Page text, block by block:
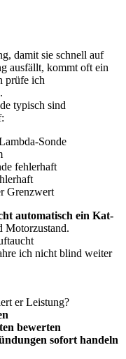
damit sie schnell auf
ausfällt, kommt oft ein
prüfe ich
typisch sind
Sonde
fehlerhaft
Grenzwert
automatisch ein Kat-
Motorzustand.
ich nicht blind weiter
er Leistung?
bewerten
sofort handeln